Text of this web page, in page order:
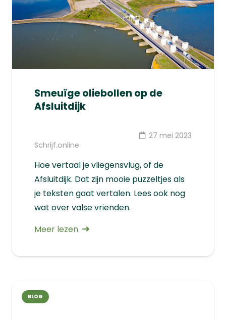
Smeuïge oliebollen op de
Afsluitdijk
Schrijf.online
27 mei 2023
Hoe vertaal je vliegensvlug, of de
Afsluitdijk. Dat zijn mooie puzzeltjes als
je teksten gaat vertalen. Lees ook nog
wat over valse vrienden.
Meer lezen
BLOG